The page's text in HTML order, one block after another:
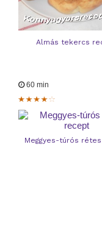
Almás tekercs
60 min
Meggyes-túrós